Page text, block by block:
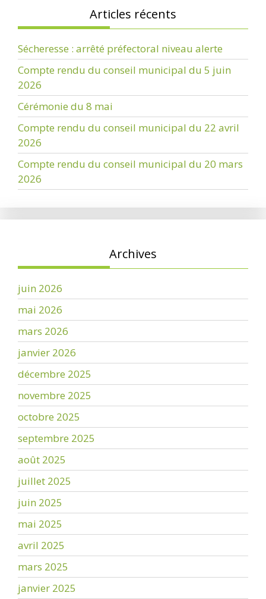
Articles récents
Sécheresse : arrêté préfectoral niveau alerte
Compte rendu du conseil municipal du 5 juin
2026
Cérémonie du 8 mai
Compte rendu du conseil municipal du 22 avril
2026
Compte rendu du conseil municipal du 20 mars
2026
Archives
juin 2026
mai 2026
mars 2026
janvier 2026
décembre 2025
novembre 2025
octobre 2025
septembre 2025
août 2025
juillet 2025
juin 2025
mai 2025
avril 2025
mars 2025
janvier 2025